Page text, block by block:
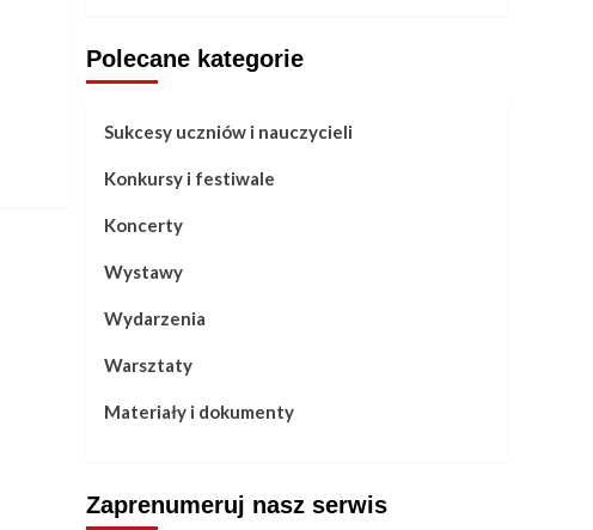
Polecane kategorie
Sukcesy uczniów i nauczycieli
Konkursy i festiwale
Koncerty
Wystawy
Wydarzenia
Warsztaty
Materiały i dokumenty
Zaprenumeruj nasz serwis